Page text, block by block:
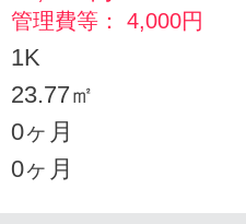
管理費等： 4,000円
1K
23.77㎡
0ヶ月
0ヶ月